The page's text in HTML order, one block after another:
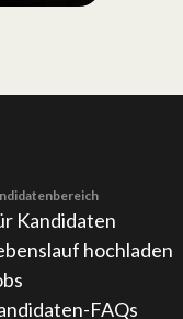
Kandidaten
hochladen
FAQs